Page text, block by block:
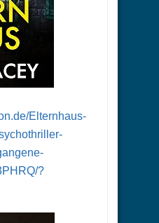
Elternhaus-
?